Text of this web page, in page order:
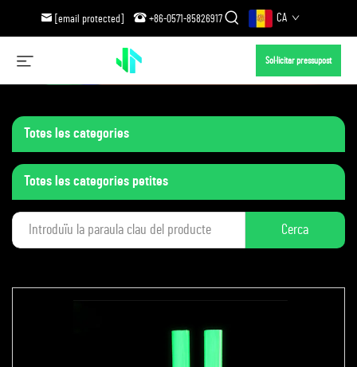
[email protected] +86-0571-85826917 CA
Sol·licitar pressupost
Totes les categories
Totes les categories petites
Cerca